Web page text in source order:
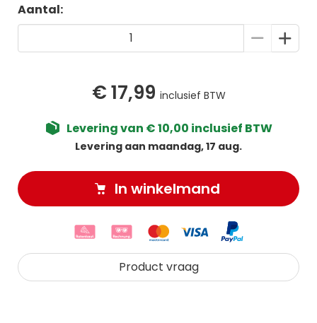
Aantal:
€ 17,99 inclusief BTW
Levering van € 10,00 inclusief BTW
Levering aan maandag, 17 aug.
In winkelmand
Product vraag